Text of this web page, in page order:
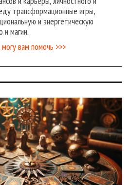
трансформационные игры,
и энергетическую
магии.
вам помочь >>>